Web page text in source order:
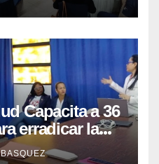
Capacita a 36
erradicar la